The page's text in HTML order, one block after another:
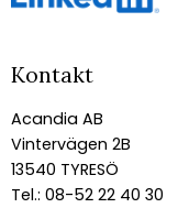
Kontakt
Acandia AB
Vintervägen 2B
13540 TYRESÖ
Tel.: 08-52 22 40 30